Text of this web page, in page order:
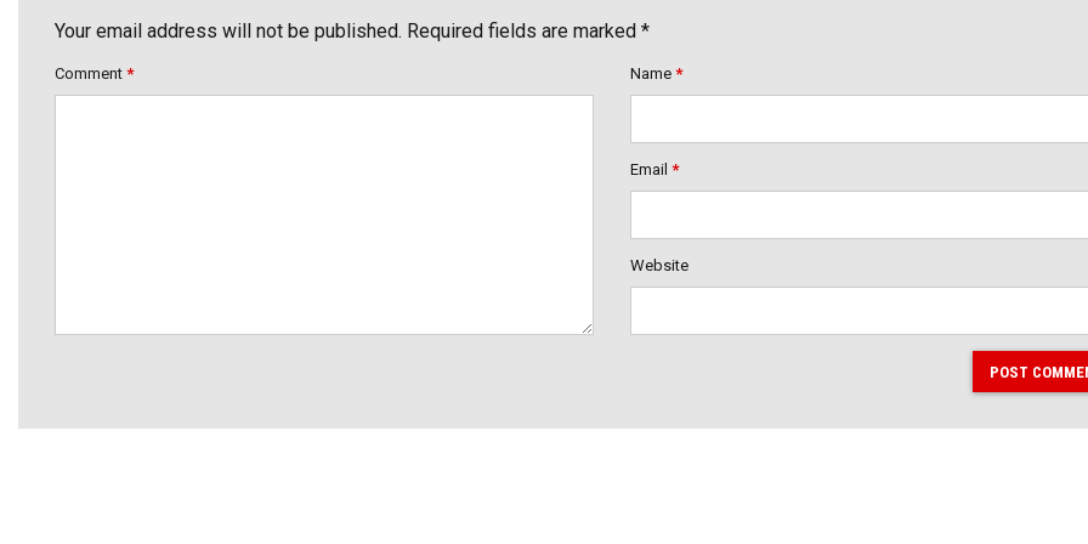
Your email address will not be published. Required fields are marked *
Comment * Name *
Email *
Website
POST